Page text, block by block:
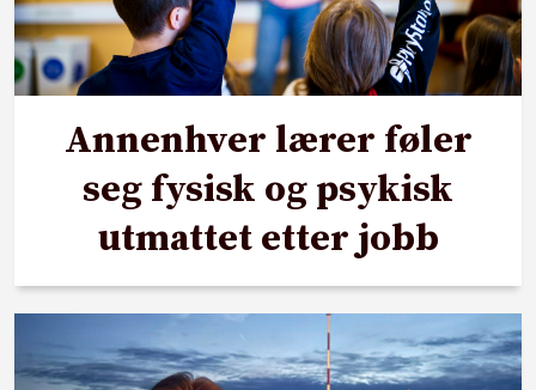
Annenhver lærer føler
seg fysisk og psykisk
utmattet etter jobb